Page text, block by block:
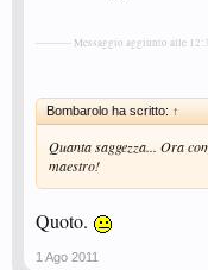
---------- Messaggio aggiunto alle
Bombarolo ha scritto: ↑
Quanta saggezza... Ora
maestro!
Quoto.
1 Ago 2011